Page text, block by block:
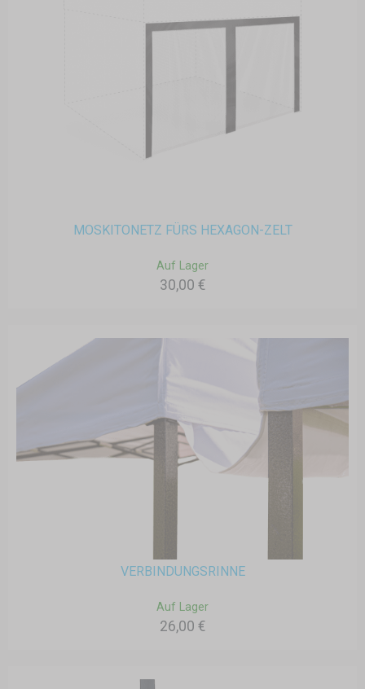
MOSKITONETZ FÜRS HEXAGON-ZELT
Auf Lager
30,00 €
VERBINDUNGSRINNE
Auf Lager
26,00 €